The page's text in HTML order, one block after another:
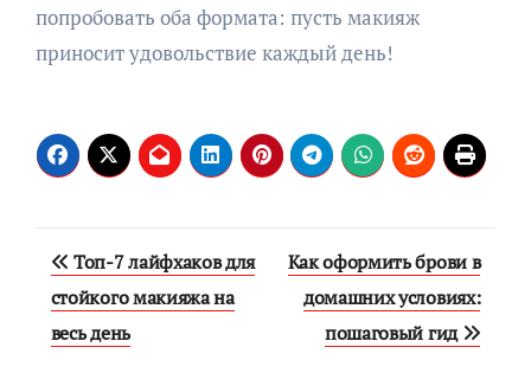
попробовать оба формата: пусть макияж
приносит удовольствие каждый день!
Навигация
по
записям
Топ-7 лайфхаков для
стойкого макияжа на
весь день
Как оформить брови в
домашних условиях:
пошаговый гид